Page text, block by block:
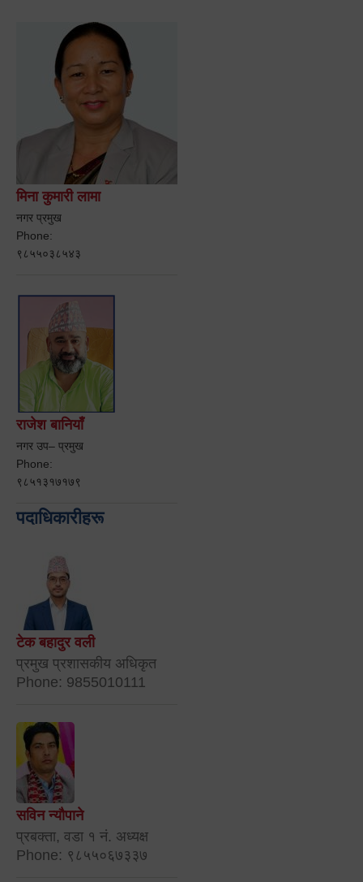
मिना कुमारी लामा
नगर प्रमुख
Phone:
९८५५०३८५४३
राजेश बानियाँ
नगर उप– प्रमुख
Phone:
९८५१३१७१७९
पदाधिकारीहरू
टेक बहादुर वली
प्रमुख प्रशासकीय अधिकृत
Phone: 9855010111
सविन न्यौपाने
प्रबक्ता, वडा १ नं. अध्यक्ष
Phone: ९८५५०६७३३७